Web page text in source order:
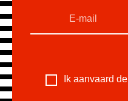
Ik aanvaard de